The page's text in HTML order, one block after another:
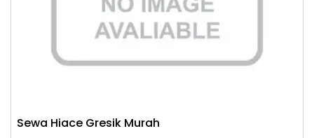
Sewa Hiace Gresik Murah